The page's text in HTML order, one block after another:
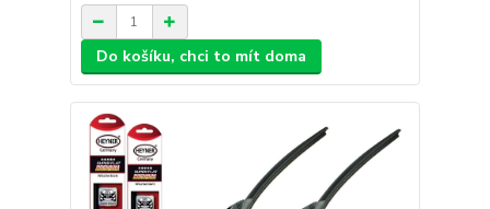
Do košíku, chci to mít doma